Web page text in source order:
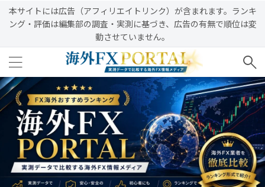
本サイトには広告（アフィリエイトリンク）が含まれます。ランキ
ング・評価は編集部の調査・実測に基づき、広告の有無で順位は変
動させていません。